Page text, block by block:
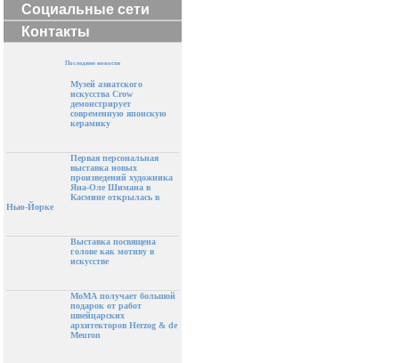
Социальные сети
Контакты
Последние новости
Музей азиатского
искусства Crow
демонстрирует
современную японскую
керамику
Первая персональная
выставка новых
произведений художника
Яна-Оле Шимана в
Касмине открылась в
Нью-Йорке
Выставка посвящена
голове как мотиву в
искусстве
МоМА получает большой
подарок от работ
швейцарских
архитекторов Herzog & de
Meuron